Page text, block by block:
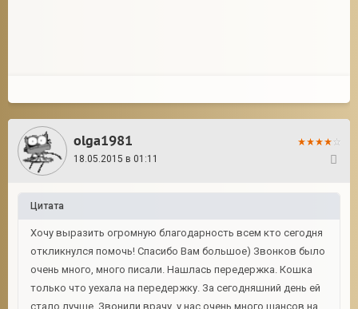
olga1981
18.05.2015 в 01:11
Цитата
Хочу выразить огромную благодарность всем кто сегодня
откликнулся помочь! Спасибо Вам большое) Звонков было
очень много, много писали. Нашлась передержка. Кошка
только что уехала на передержку. За сегодняшний день ей
стало лучше. Звонили врачу..у нас очень много шансов на